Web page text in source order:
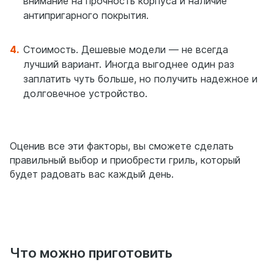
антипригарного покрытия.
Стоимость. Дешевые модели — не всегда
лучший вариант. Иногда выгоднее один раз
заплатить чуть больше, но получить надежное и
долговечное устройство.
Оценив все эти факторы, вы сможете сделать
правильный выбор и приобрести гриль, который
будет радовать вас каждый день.
Что можно приготовить